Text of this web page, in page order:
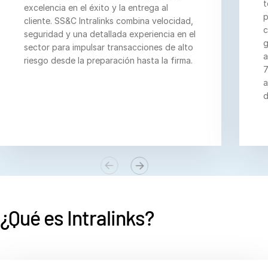
Reglamentación, Gestión de Riesgos y Cumplimiento
Préstamos Sindicados
Investment Banking
Private Equity
Real Estate Fund Managers
excelencia en el éxito y la entrega al
cliente. SS&C Intralinks combina velocidad,
seguridad y una detallada experiencia en el
sector para impulsar transacciones de alto
riesgo desde la preparación hasta la firma.
¿Qué es Intralinks?